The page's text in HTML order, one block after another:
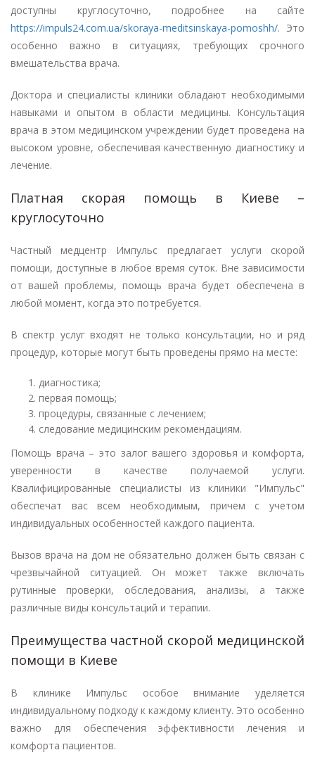
доступны круглосуточно, подробнее на сайте
https://impuls24.com.ua/skoraya-meditsinskaya-pomoshh/. Это
особенно важно в ситуациях, требующих срочного
вмешательства врача.
Доктора и специалисты клиники обладают необходимыми
навыками и опытом в области медицины. Консультация
врача в этом медицинском учреждении будет проведена на
высоком уровне, обеспечивая качественную диагностику и
лечение.
Платная скорая помощь в Киеве –
круглосуточно
Частный медцентр Импульс предлагает услуги скорой
помощи, доступные в любое время суток. Вне зависимости
от вашей проблемы, помощь врача будет обеспечена в
любой момент, когда это потребуется.
В спектр услуг входят не только консультации, но и ряд
процедур, которые могут быть проведены прямо на месте:
диагностика;
первая помощь;
процедуры, связанные с лечением;
следование медицинским рекомендациям.
Помощь врача – это залог вашего здоровья и комфорта,
уверенности в качестве получаемой услуги.
Квалифицированные специалисты из клиники "Импульс"
обеспечат вас всем необходимым, причем с учетом
индивидуальных особенностей каждого пациента.
Вызов врача на дом не обязательно должен быть связан с
чрезвычайной ситуацией. Он может также включать
рутинные проверки, обследования, анализы, а также
различные виды консультаций и терапии.
Преимущества частной скорой медицинской
помощи в Киеве
В клинике Импульс особое внимание уделяется
индивидуальному подходу к каждому клиенту. Это особенно
важно для обеспечения эффективности лечения и
комфорта пациентов.